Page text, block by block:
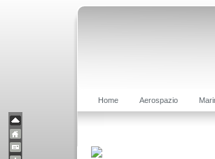
Home Aerospazio